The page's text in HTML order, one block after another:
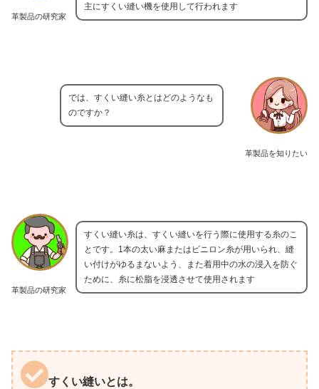
革製品の研究家
主にすくい縫い機を使用して行われます
革製品を知りたい
では、すくい縫い糸とはどのようなも
のですか？
革製品の研究家
すくい縫い糸は、すくい縫いを行う際に使用する糸のこ
とです。1本の太い麻またはビニロン糸が用いられ、縫
い付けがゆるまないよう、また着用中の水の浸入を防ぐ
ために、糸に松脂を浸透させて使用されます
すくい縫いとは。